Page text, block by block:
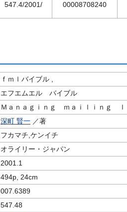
547.4/2001/ 00008708240
ｆｍｌバイブル ,
エフエムエル バイブル
Ｍａｎａｇｉｎｇ ｍａｉｌｉｎｇ ｌ
深町 賢一 ／著
フカマチ,ケンイチ
オライリー・ジャパン
2001.1
494p, 24cm
007.6389
547.48